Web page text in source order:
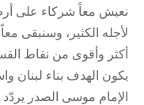
نعيش معاً شركاء على
لأجله الكثير، وسنبقى
أكثر وأقوى من نقاط
يكون الهدف بناء لبنان
الإمام موسى الصدر